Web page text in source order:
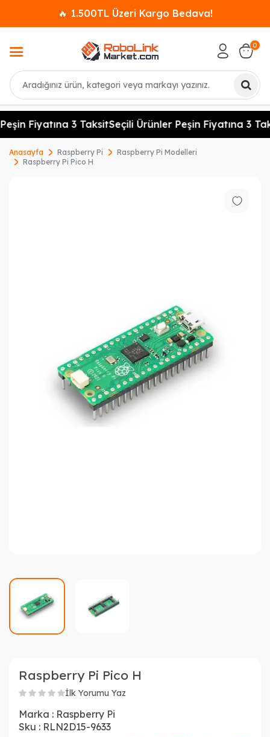
🔥 1.500TL Üzeri Kargo Bedava!
Ara
0
Fiyatına 3 TaksitSeçili Ürünler Peşin Fiyatına 3
Anasayfa Raspberry Pi
Raspberry Pi Modelleri
Raspberry Pi Pico H
Raspberry Pi Pico H
İlk Yorumu Yaz
Marka : Raspberry Pi
Sku : RLN2D15-9633